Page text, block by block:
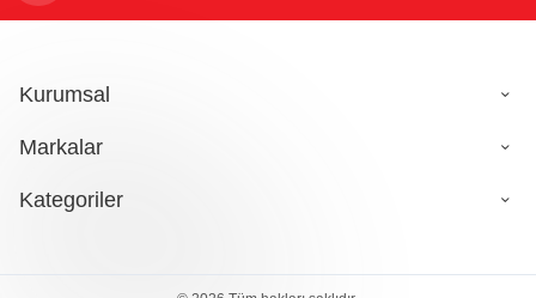
Kurumsal
Markalar
Kategoriler